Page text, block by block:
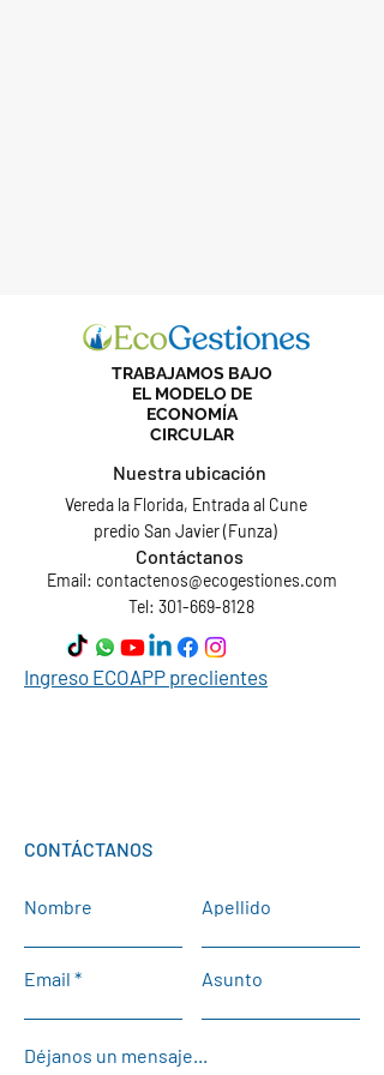
TRABAJAMOS BAJO
EL MODELO DE
ECONOMÍA
CIRCULAR
Nuestra ubicación
Vereda la Florida, Entrada al Cune
predio San Javier (Funza)
Contáctanos
Email: contactenos@ecogestiones.com
Tel: 301-669-8128
Ingreso ECOAPP preclientes
CONTÁCTANOS
Nombre Apellido
Email Asunto
Déjanos un mensaje...